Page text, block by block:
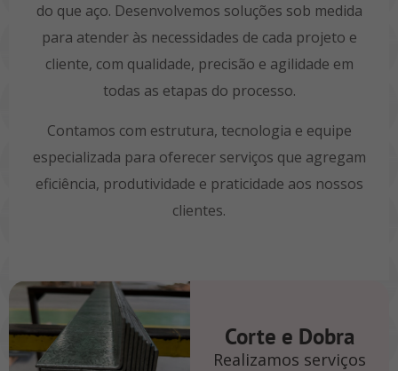
do que aço. Desenvolvemos soluções sob medida
para atender às necessidades de cada projeto e
cliente, com qualidade, precisão e agilidade em
todas as etapas do processo.
Contamos com estrutura, tecnologia e equipe
especializada para oferecer serviços que agregam
eficiência, produtividade e praticidade aos nossos
clientes.
Corte e Dobra
Realizamos serviços